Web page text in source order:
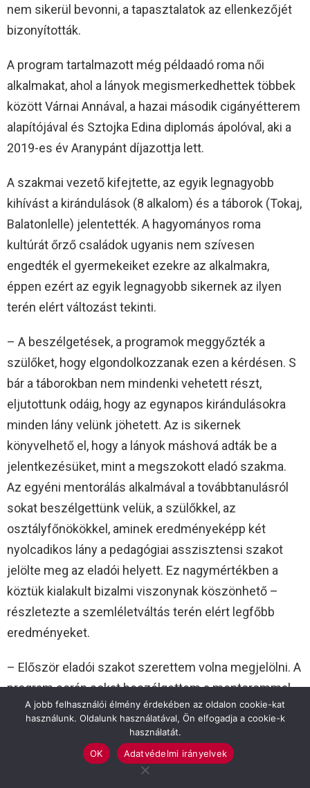
nem sikerül bevonni, a tapasztalatok az ellenkezőjét
bizonyították.
A program tartalmazott még példaadó roma női
alkalmakat, ahol a lányok megismerkedhettek többek
között Várnai Annával, a hazai második cigányétterem
alapítójával és Sztojka Edina diplomás ápolóval, aki a
2019-es év Aranypánt díjazottja lett.
A szakmai vezető kifejtette, az egyik legnagyobb
kihívást a kirándulások (8 alkalom) és a táborok (Tokaj,
Balatonlelle) jelentették. A hagyományos roma
kultúrát őrző családok ugyanis nem szívesen
engedték el gyermekeiket ezekre az alkalmakra,
éppen ezért az egyik legnagyobb sikernek az ilyen
terén elért változást tekinti.
– A beszélgetések, a programok meggyőzték a
szülőket, hogy elgondolkozzanak ezen a kérdésen. S
bár a táborokban nem mindenki vehetett részt,
eljutottunk odáig, hogy az egynapos kirándulásokra
minden lány velünk jöhetett. Az is sikernek
könyvelhető el, hogy a lányok máshová adták be a
jelentkezésüket, mint a megszokott eladó szakma.
Az egyéni mentorálás alkalmával a továbbtanulásról
sokat beszélgettünk velük, a szülőkkel, az
osztályfőnökökkel, aminek eredményeképp két
nyolcadikos lány a pedagógiai asszisztensi szakot
jelölte meg az eladói helyett. Ez nagymértékben a
köztük kialakult bizalmi viszonynak köszönhető –
részletezte a szemléletváltás terén elért legfőbb
eredményeket.
– Először eladói szakot szerettem volna megjelölni. A
program során sokat beszélgettem a mentorommal,
aki szerint elég szorgalmas, alázatos vagyok, és elég
jól értek a gyerekek nyelvén ahhoz, hogy elinduljak a
pedagógiai pályán. Így végül a pedagógiai asszisztens
szak került az első helyre, amit itt, Szarvason, a
A jobb felhasználói élmény érdekében az oldalon cookie-kat
használunk. Oldalunk használatával, Ön elfogadja a cookie-k
használatát.
OK
Adatvédelmi irányelvek